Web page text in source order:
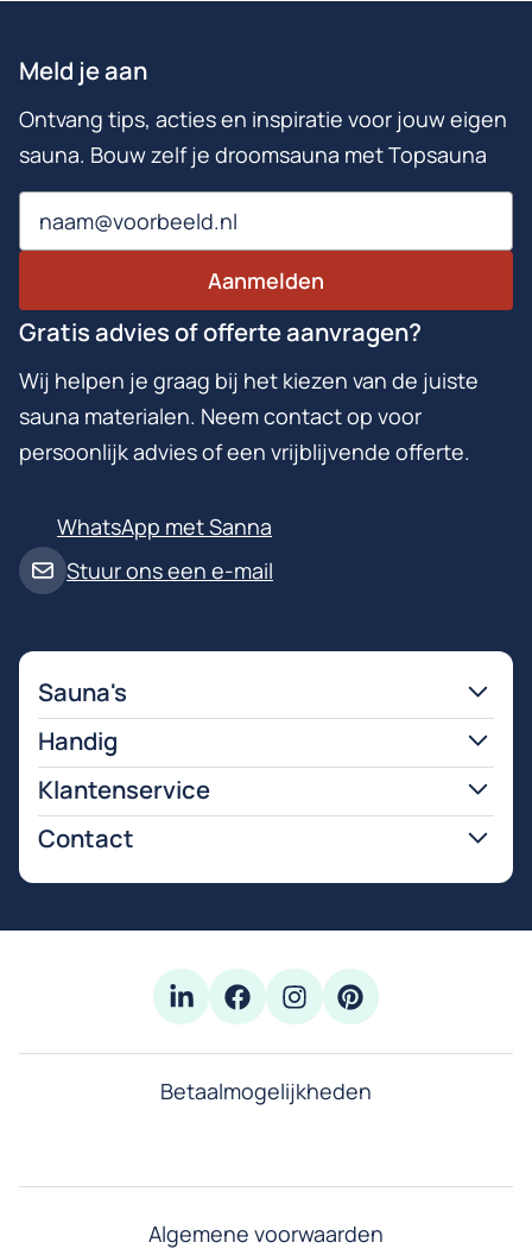
Meld je aan
Ontvang tips, acties en inspiratie voor jouw eigen
sauna. Bouw zelf je droomsauna met Topsauna
Email
Aanmelden
Gratis advies of offerte aanvragen?
Wij helpen je graag bij het kiezen van de juiste
sauna materialen. Neem contact op voor
persoonlijk advies of een vrijblijvende offerte.
Stuur ons een e-mail
WhatsApp met Sanna
Sauna's
Handig
Klantenservice
Contact
Betaalmogelijkheden
Algemene voorwaarden